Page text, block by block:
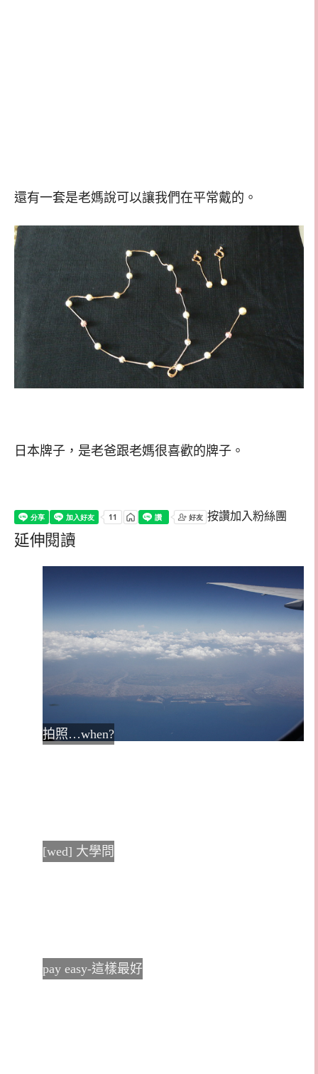
還有一套是老媽說可以讓我們在平常戴的。
日本牌子，是老爸跟老媽很喜歡的牌子。
按讚加入粉絲團
延伸閱讀
拍照…when?
[wed] 大學問
pay easy-這樣最好